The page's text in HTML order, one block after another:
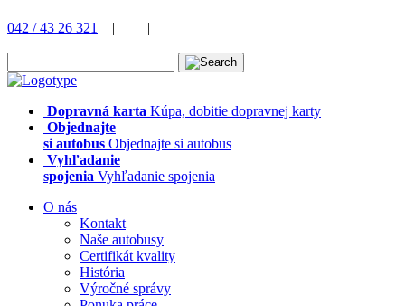
042 / 43 26 321 | |
Dopravná karta Kúpa, dobitie dopravnej karty
Objednajte
si autobus Objednajte si autobus
Vyhľadanie
spojenia Vyhľadanie spojenia
O nás
Kontakt
Naše autobusy
Certifikát kvality
História
Výročné správy